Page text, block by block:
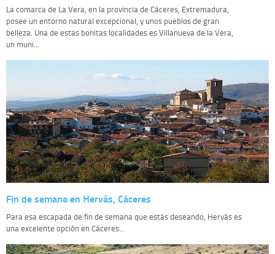
La comarca de La Vera, en la provincia de Cáceres, Extremadura,
posee un entorno natural excepcional, y unos pueblos de gran
belleza. Una de estas bonitas localidades es Villanueva de la Vera,
un muni...
Fin de semana en Hervás, Cáceres
Para esa escapada de fin de semana que estás deseando, Hervás es
una excelente opción en Cáceres...